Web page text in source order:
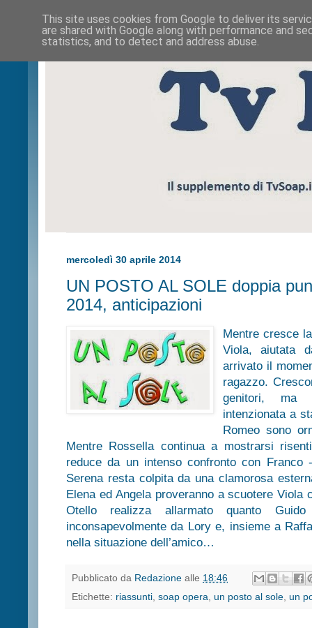
mercoledì 30 aprile 2014
UN POSTO AL SOLE doppia
2014, anticipazioni
Mentre cresce
Viola, aiutata
arrivato il
ragazzo.
genitori, ma
intenzionata a
Romeo sono
Mentre Rossella continua a mostrarsi
reduce da un intenso confronto con Franco
Serena resta colpita da una clamorosa
Elena ed Angela proveranno a scuotere Viola
Otello realizza allarmato quanto
inconsapevolmente da Lory e, insieme a
nella situazione dell’amico…
Pubblicato da Redazione alle 18:46
Etichette: riassunti soap opera un posto al sole un
This site uses cookies from Google to deliver its
are shared with Google along with performance and
statistics, and to detect and address abuse.